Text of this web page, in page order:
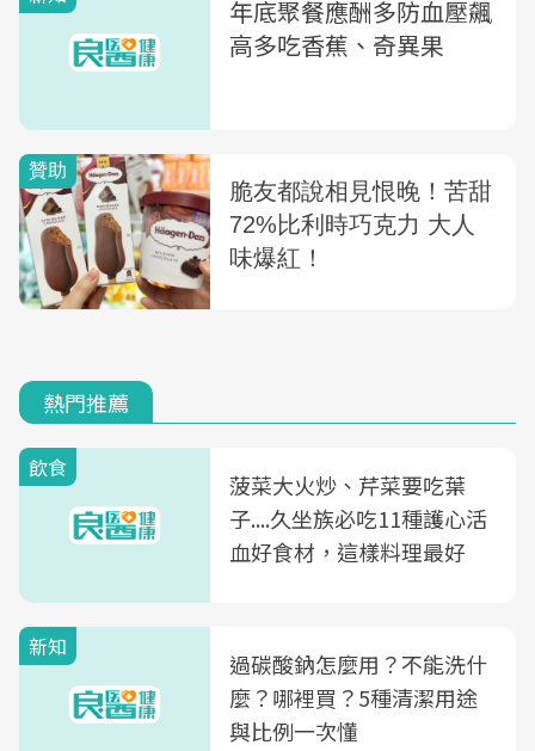
年底聚餐應酬多防血壓飆
高多吃香蕉、奇異果
熱門推薦
飲食
菠菜大火炒、芹菜要吃葉
子....久坐族必吃11種護心活
血好食材，這樣料理最好
新知
過碳酸鈉怎麼用？不能洗什
麼？哪裡買？5種清潔用途
與比例一次懂